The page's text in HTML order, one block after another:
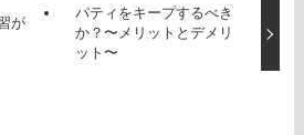
が
パティをキープするべき
か？〜メリットとデメリ
ット〜